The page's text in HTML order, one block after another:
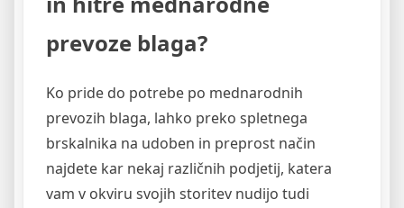
prevoze blaga?
Ko pride do potrebe po mednarodnih
prevozih blaga, lahko preko spletnega
brskalnika na udoben in preprost način
najdete kar nekaj različnih podjetij, katera
vam v okviru svojih storitev nudijo tudi